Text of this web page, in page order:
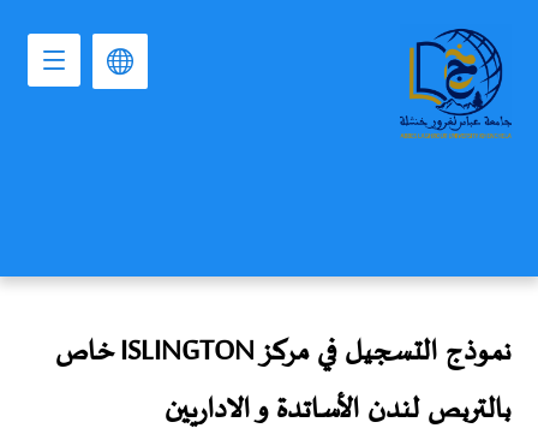
نموذج التسجيل في مركز ISLINGTON‎ خاص
بالتربص لندن الأساتدة و الاداريين